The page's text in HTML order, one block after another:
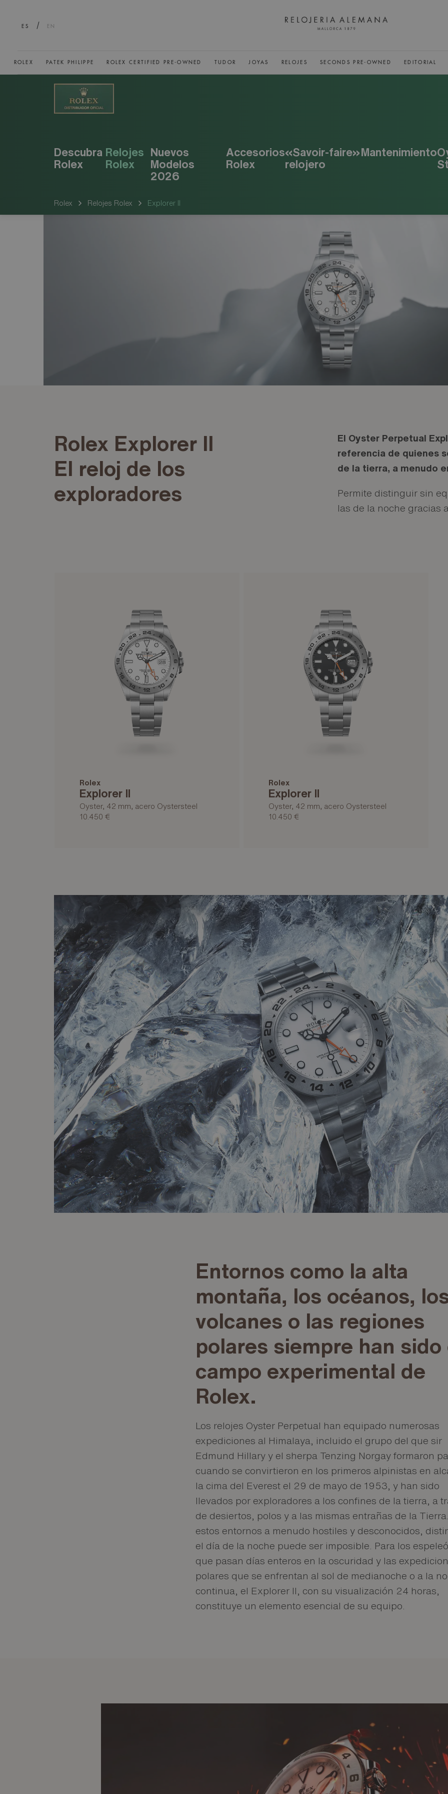
ES / EN
ROLEX PATEK PHILIPPE ROLEX CERTIFIED PRE-OWNED TUDOR JOYAS RELOJES SECONDS PRE-OWNED EDITORIAL
Descubra
Rolex
Relojes
Rolex
Nuevos
Modelos
2026
Accesorios
Rolex
«Savoir-faire»
relojero
Mantenimiento
Rolex Relojes Rolex Explorer II
Rolex Explorer II
El reloj de los
exploradores
El Oyster Perpetual
referencia de quienes
de la tierra, a menudo
Permite distinguir sin
las de la noche gracias
Rolex
Explorer II
Oyster, 42 mm, acero Oystersteel
10.450 €
Rolex
Explorer II
Oyster, 42 mm, acero Oystersteel
10.450 €
Entornos como la alta
montaña, los océanos,
volcanes o las regiones
polares siempre han sido
campo experimental de
Rolex.
Los relojes Oyster Perpetual han equipado numerosas
expediciones al Himalaya, incluido el grupo del que sir
Edmund Hillary y el sherpa Tenzing Norgay formaron
cuando se convirtieron en los primeros alpinistas en
la cima del Everest el 29 de mayo de 1953, y han sido
llevados por exploradores a los confines de la tierra, a
de desiertos, polos y a las mismas entrañas de la
estos entornos a menudo hostiles y desconocidos,
el día de la noche puede ser imposible. Para los
que pasan días enteros en la oscuridad y las
polares que se enfrentan al sol de medianoche o a la
continua, el Explorer II, con su visualización 24 horas,
constituye un elemento esencial de su equipo.